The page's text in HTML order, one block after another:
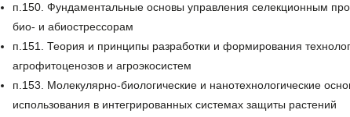
п.150. Фундаментальные основы управления селекционным
био- и абиострессорам
п.151. Теория и принципы разработки и формирования
агрофитоценозов и агроэкосистем
п.153. Молекулярно-биологические и нанотехнологические
использования в интегрированных системах защиты растений